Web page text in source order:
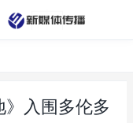
入围多伦多